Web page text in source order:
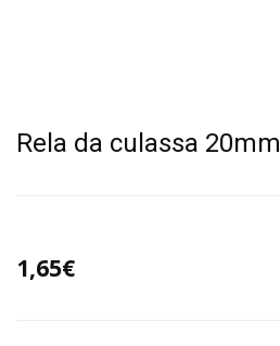
Rela da culassa 20mm
1,65€